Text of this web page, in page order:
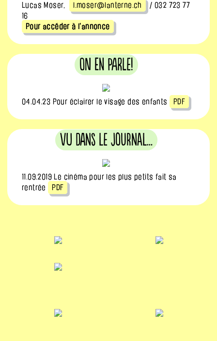
Lucas Moser,
l.moser@lanterne.ch
/ 032 723 77
16
Pour accéder à l'annonce
On en parle!
04.04.23 Pour éclairer le visage des enfants PDF
Vu dans le journal...
11.09.2019 Le cinéma pour les plus petits fait sa
rentrée
PDF